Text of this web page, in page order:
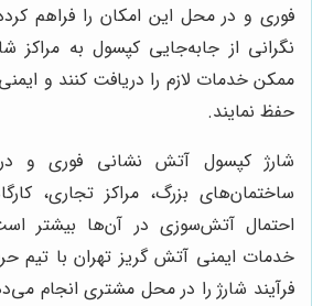
فوری و در محل این امکان را فراهم
نگرانی از جابه‌جایی کپسول به مراکز
ممکن خدمات لازم را دریافت کنند و
حفظ نمایند.
شارژ کپسول آتش نشانی فوری و
ساختمان‌های بزرگ، مراکز تجاری،
احتمال آتش‌سوزی در آن‌ها بیشتر
خدمات ایمنی آتش گریز تهران با تیم
فرآیند شارژ را در محل مشتری انجام